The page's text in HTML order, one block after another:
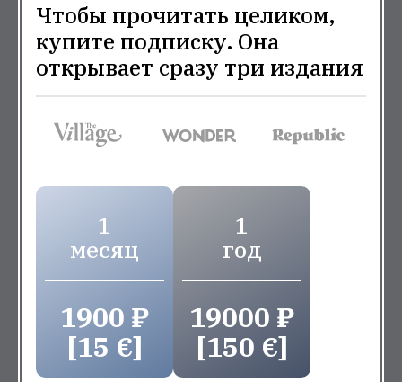
Чтобы прочитать целиком,
купите подписку. Она
открывает сразу три издания
1
месяц
1900 ₽
[15 €]
1
год
19000 ₽
[150 €]